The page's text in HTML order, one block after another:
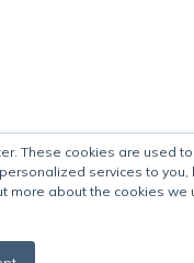
These cookies are used
services to you,
more about the cookies we